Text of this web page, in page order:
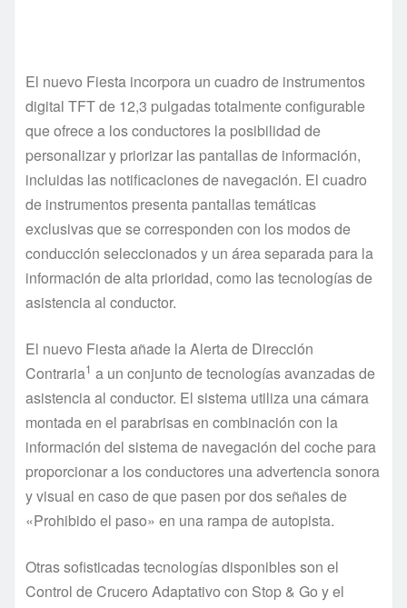
El nuevo Fiesta incorpora un cuadro de instrumentos
digital TFT de 12,3 pulgadas totalmente configurable
que ofrece a los conductores la posibilidad de
personalizar y priorizar las pantallas de información,
incluidas las notificaciones de navegación. El cuadro
de instrumentos presenta pantallas temáticas
exclusivas que se corresponden con los modos de
conducción seleccionados y un área separada para la
información de alta prioridad, como las tecnologías de
asistencia al conductor.
El nuevo Fiesta añade la Alerta de Dirección
Contraria1 a un conjunto de tecnologías avanzadas de
asistencia al conductor. El sistema utiliza una cámara
montada en el parabrisas en combinación con la
información del sistema de navegación del coche para
proporcionar a los conductores una advertencia sonora
y visual en caso de que pasen por dos señales de
«Prohibido el paso» en una rampa de autopista.
Otras sofisticadas tecnologías disponibles son el
Control de Crucero Adaptativo con Stop & Go y el